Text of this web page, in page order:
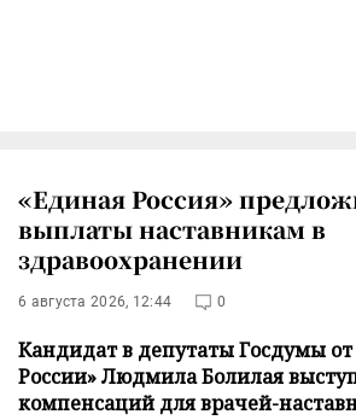
«Единая Россия»
выплаты наставникам в
здравоохранении
6 августа 2026, 12:44 0
Кандидат в депутаты Госдумы
России» Людмила Болилая
компенсаций для врачей-